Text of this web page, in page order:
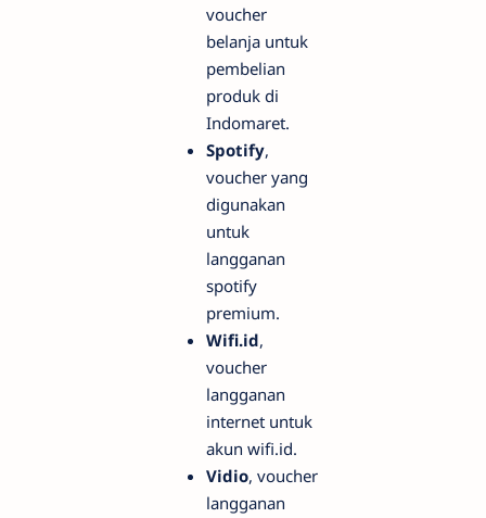
voucher
belanja untuk
pembelian
produk di
Indomaret.
Spotify,
voucher yang
digunakan
untuk
langganan
spotify
premium.
Wifi.id,
voucher
langganan
internet untuk
akun wifi.id.
Vidio, voucher
langganan